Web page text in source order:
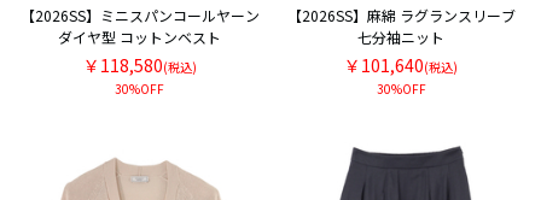
【2026SS】ミニスパンコールヤーン
ダイヤ型 コットンベスト
￥118,580(税込)
30%OFF
【2026SS】麻綿 ラグランスリーブ
七分袖ニット
￥101,640(税込)
30%OFF